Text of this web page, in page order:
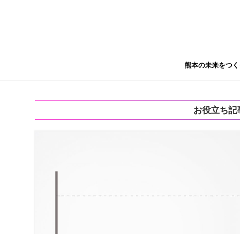
熊本の未来をつ
お役立ち記